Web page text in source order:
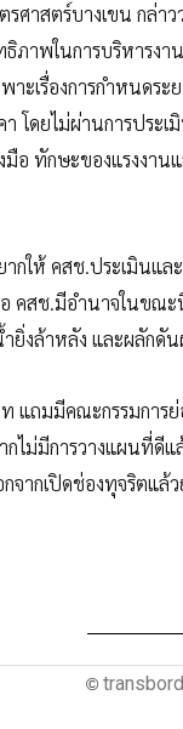
าสตร์บางเขน กล่า
าพในการบริหารง
องการกำหนดระยะ
โดยไม่ผ่านการประ
มือ ทักษะของแรงง
กให้ คสช.ประเมิน
คสช.มีอำนาจในขณ
ำยิ่งล้าหลัง และผลัก
ถมมีคณะกรรมการ
ม่มีการวางแผนที่ดีแ
ากเปิดช่องทุจริตแล้
©